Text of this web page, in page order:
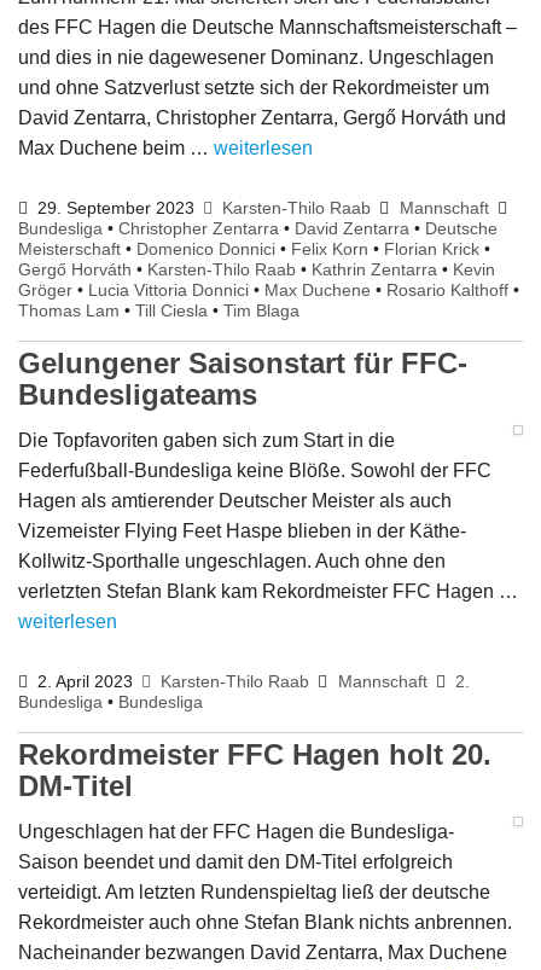
des FFC Hagen die Deutsche Mannschaftsmeisterschaft –
und dies in nie dagewesener Dominanz. Ungeschlagen
und ohne Satzverlust setzte sich der Rekordmeister um
David Zentarra, Christopher Zentarra, Gergő Horváth und
Max Duchene beim … weiterlesen
29. September 2023 Karsten-Thilo Raab
Mannschaft
Bundesliga • Christopher Zentarra • David Zentarra • Deutsche
Meisterschaft • Domenico Donnici • Felix Korn • Florian Krick •
Gergő Horváth • Karsten-Thilo Raab • Kathrin Zentarra • Kevin
Gröger • Lucia Vittoria Donnici • Max Duchene • Rosario Kalthoff •
Thomas Lam • Till Ciesla • Tim Blaga
Gelungener Saisonstart für FFC-
Bundesligateams
Die Topfavoriten gaben sich zum Start in die
Federfußball-Bundesliga keine Blöße. Sowohl der FFC
Hagen als amtierender Deutscher Meister als auch
Vizemeister Flying Feet Haspe blieben in der Käthe-
Kollwitz-Sporthalle ungeschlagen. Auch ohne den
verletzten Stefan Blank kam Rekordmeister FFC Hagen …
weiterlesen
2. April 2023 Karsten-Thilo Raab Mannschaft
2.
Bundesliga • Bundesliga
Rekordmeister FFC Hagen holt 20.
DM-Titel
Ungeschlagen hat der FFC Hagen die Bundesliga-
Saison beendet und damit den DM-Titel erfolgreich
verteidigt. Am letzten Rundenspieltag ließ der deutsche
Rekordmeister auch ohne Stefan Blank nichts anbrennen.
Nacheinander bezwangen David Zentarra, Max Duchene